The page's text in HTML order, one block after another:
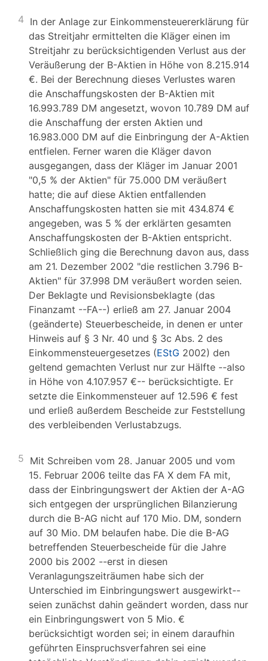
4 In der Anlage zur Einkommensteuererklärung für
das Streitjahr ermittelten die Kläger einen im
Streitjahr zu berücksichtigenden Verlust aus der
Veräußerung der B-Aktien in Höhe von 8.215.914
€. Bei der Berechnung dieses Verlustes waren
die Anschaffungskosten der B-Aktien mit
16.993.789 DM angesetzt, wovon 10.789 DM auf
die Anschaffung der ersten Aktien und
16.983.000 DM auf die Einbringung der A-Aktien
entfielen. Ferner waren die Kläger davon
ausgegangen, dass der Kläger im Januar 2001
"0,5 % der Aktien" für 75.000 DM veräußert
hatte; die auf diese Aktien entfallenden
Anschaffungskosten hatten sie mit 434.874 €
angegeben, was 5 % der erklärten gesamten
Anschaffungskosten der B-Aktien entspricht.
Schließlich ging die Berechnung davon aus, dass
am 21. Dezember 2002 "die restlichen 3.796 B-
Aktien" für 37.998 DM veräußert worden seien.
Der Beklagte und Revisionsbeklagte (das
Finanzamt --FA--) erließ am 27. Januar 2004
(geänderte) Steuerbescheide, in denen er unter
Hinweis auf § 3 Nr. 40 und § 3c Abs. 2 des
Einkommensteuergesetzes (EStG 2002) den
geltend gemachten Verlust nur zur Hälfte --also
in Höhe von 4.107.957 €-- berücksichtigte. Er
setzte die Einkommensteuer auf 12.596 € fest
und erließ außerdem Bescheide zur Feststellung
des verbleibenden Verlustabzugs.
5 Mit Schreiben vom 28. Januar 2005 und vom
15. Februar 2006 teilte das FA X dem FA mit,
dass der Einbringungswert der Aktien der A-AG
sich entgegen der ursprünglichen Bilanzierung
durch die B-AG nicht auf 170 Mio. DM, sondern
auf 30 Mio. DM belaufen habe. Die die B-AG
betreffenden Steuerbescheide für die Jahre
2000 bis 2002 --erst in diesen
Veranlagungszeiträumen habe sich der
Unterschied im Einbringungswert ausgewirkt--
seien zunächst dahin geändert worden, dass nur
ein Einbringungswert von 5 Mio. €
berücksichtigt worden sei; in einem daraufhin
geführten Einspruchsverfahren sei eine